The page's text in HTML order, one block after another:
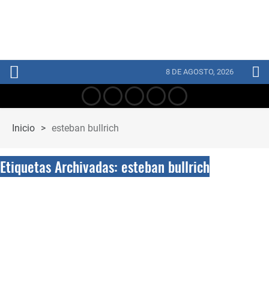
8 DE AGOSTO, 2026
Inicio > esteban bullrich
Etiquetas Archivadas: esteban bullrich